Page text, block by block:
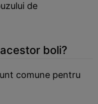
de
boli?
comune pentru